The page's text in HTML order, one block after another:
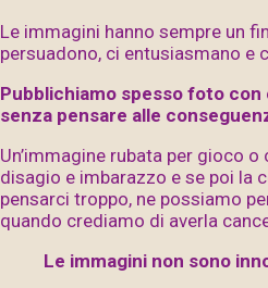
Le immagini hanno sempre un
persuadono, ci entusiasmano e
Pubblichiamo spesso foto
senza pensare alle
Un’immagine rubata per gioco
disagio e imbarazzo e se poi la
pensarci troppo, ne possiamo
quando crediamo di averla
Le immagini non sono